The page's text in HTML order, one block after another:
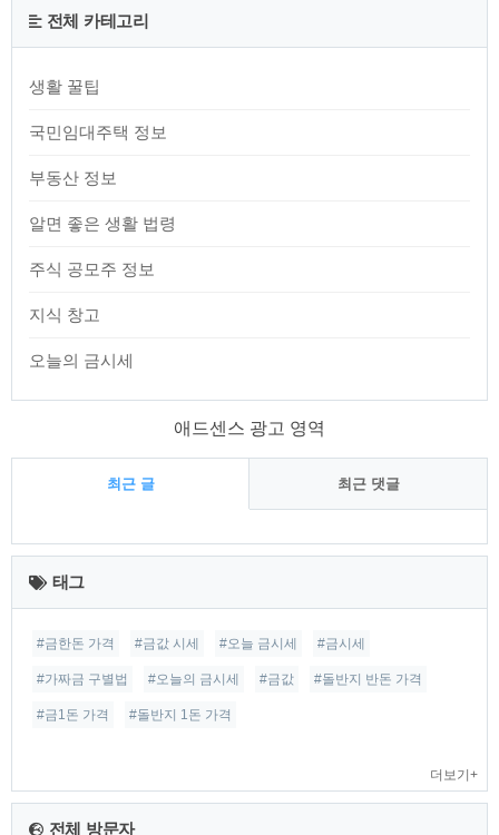
전체 카테고리
생활 꿀팁
국민임대주택 정보
부동산 정보
알면 좋은 생활 법령
주식 공모주 정보
지식 창고
오늘의 금시세
애드센스 광고 영역
최근 글 최근 댓글
최
근
글
태그
#금한돈 가격 #금값 시세 #오늘 금시세 #금시세
#가짜금 구별법 #오늘의 금시세 #금값 #돌반지 반돈 가격
#금1돈 가격 #돌반지 1돈 가격
더보기+
전체 방문자